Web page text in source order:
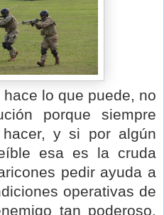
lo que puede, no
porque siempre
y si por algún
esa es la cruda
pedir ayuda a
operativas de
tan poderoso,